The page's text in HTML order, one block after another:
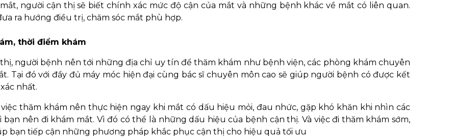
người cận thị sẽ biết chính xác mức độ cận của mắt và những bệnh khác về mắt có liên quan.
ra hướng điều trị, chăm sóc mắt phù hợp.
thời điểm khám
thị, người bệnh nên tới những địa chỉ uy tín để thăm khám như bệnh viện, các phòng khám chuyên
Tại đó với đầy đủ máy móc hiện đại cùng bác sĩ chuyên môn cao sẽ giúp người bệnh có được kết
nhất.
thăm khám nên thực hiện ngay khi mắt có dấu hiệu mỏi, đau nhức, gặp khó khăn khi nhìn các
bạn nên đi khám mắt. Vì đó có thể là những dấu hiệu của bệnh cận thị. Và việc đi thăm khám sớm,
bạn tiếp cận những phương pháp khắc phục cận thị cho hiệu quả tối ưu